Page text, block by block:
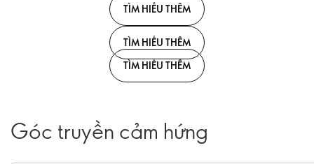
TÌM HIỂU THÊM
TÌM HIỂU THÊM
TÌM HIỂU THÊM
Góc truyền cảm hứng